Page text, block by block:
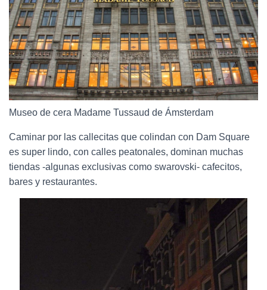
Museo de cera Madame Tussaud de Ámsterdam
Caminar por las callecitas que colindan con Dam Square
es super lindo, con calles peatonales, dominan muchas
tiendas -algunas exclusivas como swarovski- cafecitos,
bares y restaurantes.